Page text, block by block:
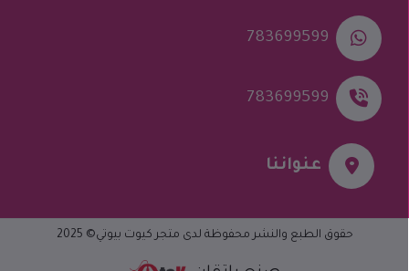
783699599
783699599
عنواننا
حقوق الطبع والنشر محفوظة لدى متجر كيوت بيوتي© 2025